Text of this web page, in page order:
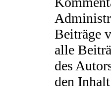
Beiträge
alle
des
den